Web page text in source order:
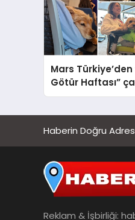
Mars
Götür Haftası”
Haberin Doğru
Reklam & İşbirliği: